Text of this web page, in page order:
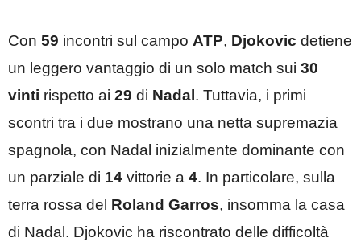
Con 59 incontri sul campo ATP, Djokovic detiene
un leggero vantaggio di un solo match sui 30
vinti rispetto ai 29 di Nadal . Tuttavia, i primi
scontri tra i due mostrano una netta supremazia
spagnola, con Nadal inizialmente dominante con
un parziale di 14 vittorie a 4. In particolare, sulla
terra rossa del Roland Garros, insomma la casa
di Nadal. Djokovic ha riscontrato delle difficoltà